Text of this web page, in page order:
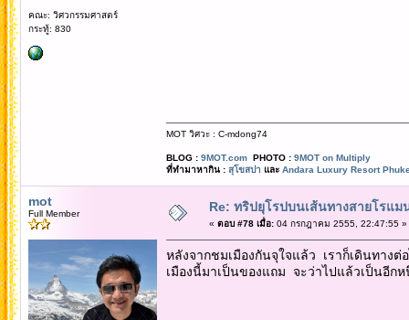
คณะ: วิศวกรรมศาสตร์
กระทู้: 830
MOT วิศวะ : C-mdong74
BLOG : 9MOT.comPHOTO : 9MOT on Multiply
ที่ทำมาหากิน : สุโขสปา และ Andara Luxury Resort
mot
Full Member Re: ทริปยุโรปบนเส้นทางสายโรแม
« ตอบ #78 เมื่อ:04 กรกฎาคม 2555, 22:47:55 »
หลังจากชมเมืองกันจุใจแล้ว เราก็เดินทางต่
เมืองนี้มาเป็นของแถม จะว่าไปแล้วเป็นอีก